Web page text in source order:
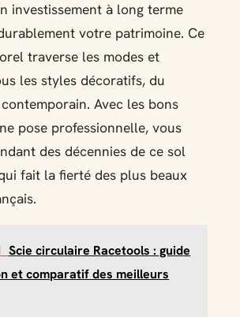
investissement à long terme
votre patrimoine. Ce
traverse les modes et
les styles décoratifs, du
Avec les bons
pose professionnelle, vous
des décennies de ce sol
fait la fierté des plus beaux
Scie circulaire Racetools : guide
et comparatif des meilleurs